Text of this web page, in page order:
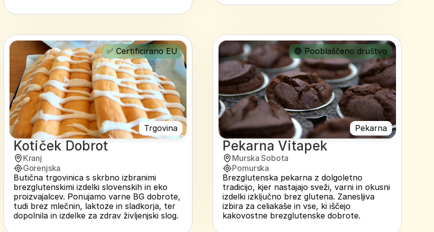
Trgovina
✅ Certificirano EU
Kotiček Dobrot
Kranj
Gorenjska
Butična trgovinica s skrbno izbranimi
brezglutenskimi izdelki slovenskih in eko
proizvajalcev. Ponujamo varne BG dobrote,
tudi brez mlečnin, laktoze in sladkorja, ter
dopolnila in izdelke za zdrav življenjski slog.
Pekarna
🟢 Pooblaščeno društvo
Pekarna Vitapek
Murska Sobota
Pomurska
Brezglutenska pekarna z dolgoletno
tradicijo, kjer nastajajo sveži, varni in okusni
izdelki izključno brez glutena. Zanesljiva
izbira za celiakaše in vse, ki iščejo
kakovostne brezglutenske dobrote.